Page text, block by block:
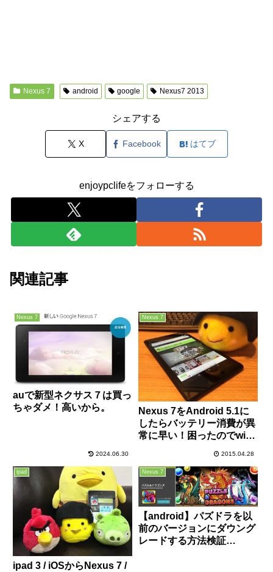
Nexus 7 android google Nexus7 2013
シェアする
X Facebook はてブ
enjoypclifeをフォローする
関連記事
Nexus 7
auで新型ネクサス７は買っ
ちゃダメ！高いから。
2024.06.30
Nexus 7
Nexus 7をAndroid 5.1に
したらバッテリー消費が異
常に早い！困ったのでwifi
的に改善したよ！
2015.04.28
ipad
ipad 3 / iOSからNexus 7 /
Nexus 7
【android】パズドラを以
前のバージョンにダウング
レードする方法検証